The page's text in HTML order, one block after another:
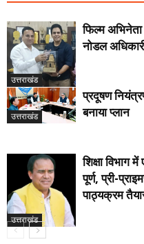
उत्तराखंड
फिल्म
नोडल
उत्तराखंड
प्रदूषण
बनाया प्लान
उत्तराखंड
शिक्षा विभाग
पूर्ण, प्री-
पाठ्यक्रम